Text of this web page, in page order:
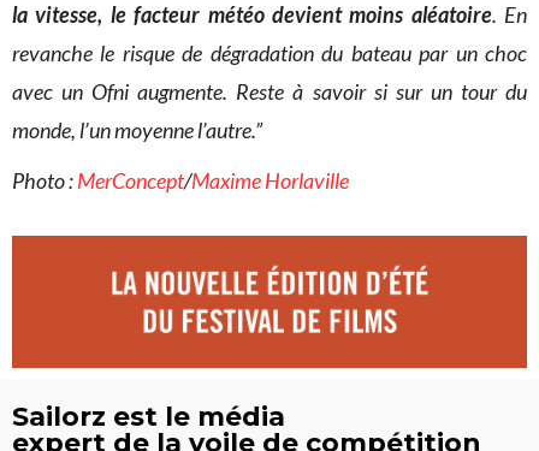
la vitesse, le facteur météo devient moins aléatoire. En
revanche le risque de dégradation du bateau par un choc
avec un Ofni augmente. Reste à savoir si sur un tour du
monde, l’un moyenne l’autre.”
Photo :MerConcept/Maxime Horlaville
Sailorz est le média
expert de la voile de compétition